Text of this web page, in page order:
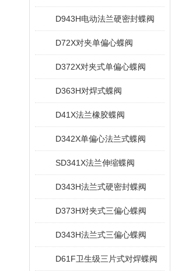
D943H电动法兰硬密封蝶阀
D72X对夹单偏心蝶阀
D372X对夹式单偏心蝶阀
D363H对焊式蝶阀
D41X法兰橡胶蝶阀
D342X单偏心法兰式蝶阀
SD341X法兰伸缩蝶阀
D343H法兰式硬密封蝶阀
D373H对夹式三偏心蝶阀
D343H法兰式三偏心蝶阀
D61F卫生级三片式对焊蝶阀